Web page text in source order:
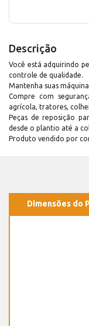
Descrição
Você está adquirindo
controle de qualidade.
Mantenha suas
Compre com
agrícola, tratores,
Peças de reposição
desde o plantio até a
Produto vendido por
Dimensões do